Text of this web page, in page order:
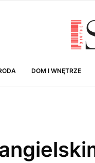
DOM I WNĘTRZE